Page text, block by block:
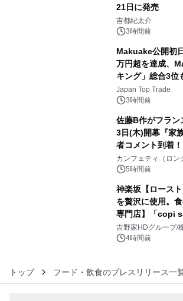
21日に発売
吉都紀太介
3時間前
Makuake公開初
万円超を達成、
キング」総合3位
浴シンギングボ
ズ（XL・2XL・
Japan Top Trade
3時間前
佐藤B作がフラ
3日(木)開幕『家
者コメント到着！
カンフェティ（ロン
会社）
5時間前
神楽坂【ロース
を贅沢に使用。
専門店】「copi
吉野家HDグループ/
ン 4時間前
トップ フード・飲食のプレスリリース一